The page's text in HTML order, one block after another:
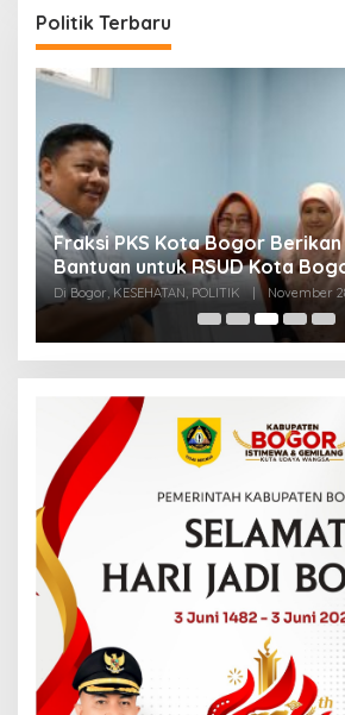
Politik Terbaru
Fraksi PKS Kota Bogor
Bantuan untuk RSUD Kota
Di Bogor, KESEHATAN, POLITIK | November